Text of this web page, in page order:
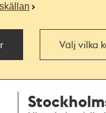
Välj vilka